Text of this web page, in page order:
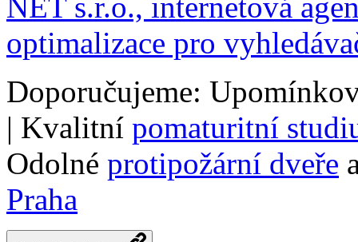
NET s.r.o., internetová
optimalizace pro
Doporučujeme:
| Kvalitní pomaturitní
Odolné protipožární dveře
Praha